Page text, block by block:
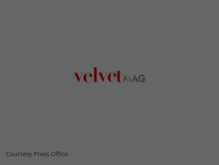
Courtesy Press Office